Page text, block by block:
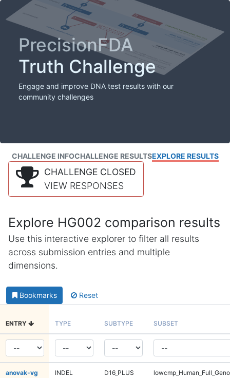
PrecisionFDA
Truth Challenge
Engage and improve DNA test results with our
community challenges
CHALLENGE INFOCHALLENGE RESULTSEXPLORE RESULTS
CHALLENGE CLOSED
VIEW RESPONSES
Explore HG002 comparison results
Use this interactive explorer to filter all results
across submission entries and multiple
dimensions.
Bookmarks Reset
ENTRY TYPE SUBTYPE SUBSET
anovak-vg INDEL D16_PLUS